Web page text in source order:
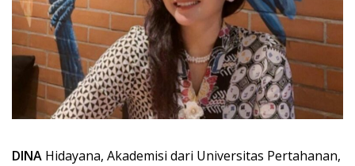
DINA Hidayana, Akademisi dari Universitas Pertahanan,